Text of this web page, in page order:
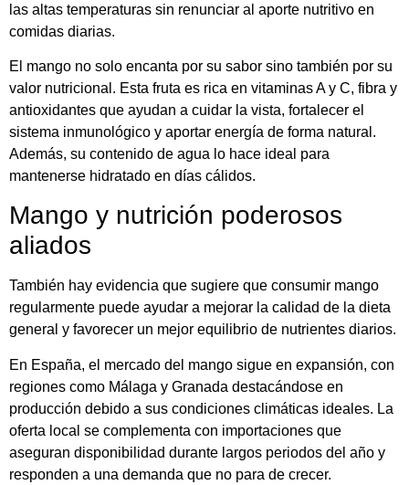
las altas temperaturas sin renunciar al aporte nutritivo en
comidas diarias.
El mango no solo encanta por su sabor sino también por su
valor nutricional. Esta fruta es rica en vitaminas A y C, fibra y
antioxidantes que ayudan a cuidar la vista, fortalecer el
sistema inmunológico y aportar energía de forma natural.
Además, su contenido de agua lo hace ideal para
mantenerse hidratado en días cálidos.
Mango y nutrición poderosos
aliados
También hay evidencia que sugiere que consumir mango
regularmente puede ayudar a mejorar la calidad de la dieta
general y favorecer un mejor equilibrio de nutrientes diarios.
En España, el mercado del mango sigue en expansión, con
regiones como Málaga y Granada destacándose en
producción debido a sus condiciones climáticas ideales. La
oferta local se complementa con importaciones que
aseguran disponibilidad durante largos periodos del año y
responden a una demanda que no para de crecer.